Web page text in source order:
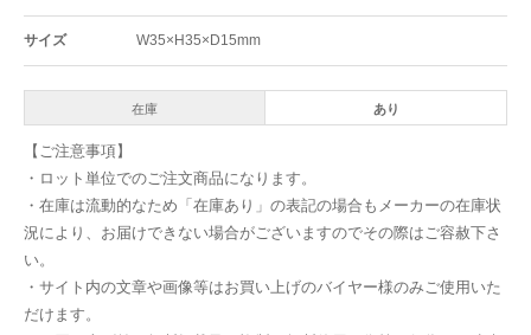
サイズ W35×H35×D15mm
在庫 あり
【ご注意事項】
・ロット単位でのご注文商品になります。
・在庫は流動的なため「在庫あり」の表記の場合もメーカーの在庫状
況により、お届けできない場合がございますのでその際はご容赦下さ
い。
・サイト内の文章や画像等はお買い上げのバイヤー様のみご使用いた
だけます。